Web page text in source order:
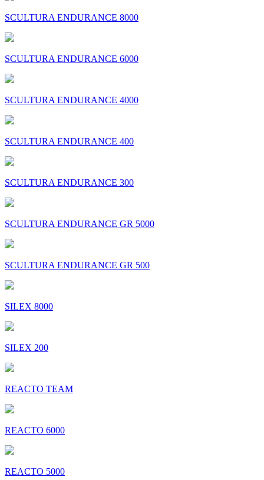
SCULTURA ENDURANCE 8000
SCULTURA ENDURANCE 6000
SCULTURA ENDURANCE 4000
SCULTURA ENDURANCE 400
SCULTURA ENDURANCE 300
SCULTURA ENDURANCE GR 5000
SCULTURA ENDURANCE GR 500
SILEX 8000
SILEX 200
REACTO TEAM
REACTO 6000
REACTO 5000